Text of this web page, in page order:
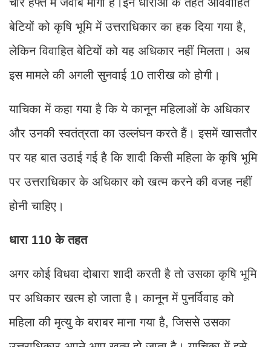
चार हफ्ते में जवाब मांगा है।इन धाराओं के तहत अविवाहित
बेटियों को कृषि भूमि में उत्तराधिकार का हक दिया गया है,
लेकिन विवाहित बेटियों को यह अधिकार नहीं मिलता। अब
इस मामले की अगली सुनवाई 10 तारीख को होगी।
याचिका में कहा गया है कि ये कानून महिलाओं के अधिकार
और उनकी स्वतंत्रता का उल्लंघन करते हैं। इसमें खासतौर
पर यह बात उठाई गई है कि शादी किसी महिला के कृषि भूमि
पर उत्तराधिकार के अधिकार को खत्म करने की वजह नहीं
होनी चाहिए।
धारा 110 के तहत
अगर कोई विधवा दोबारा शादी करती है तो उसका कृषि भूमि
पर अधिकार खत्म हो जाता है। कानून में पुनर्विवाह को
महिला की मृत्यु के बराबर माना गया है, जिससे उसका